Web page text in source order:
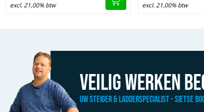
excl. 21,00% btw excl. 21,00% btw
Veilig werken
Uw Steiger & Ladderspecialist - Sietse